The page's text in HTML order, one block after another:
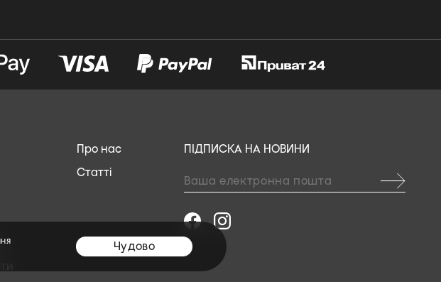
Про нас
Статті
ПІДПИСКА НА НОВИНИ
Чудово